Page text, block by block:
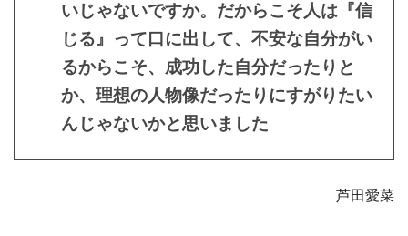
いじゃないですか。だからこそ人は『信
じる』って口に出して、不安な自分がい
るからこそ、成功した自分だったりと
か、理想の人物像だったりにすがりたい
んじゃないかと思いました
芦田愛菜